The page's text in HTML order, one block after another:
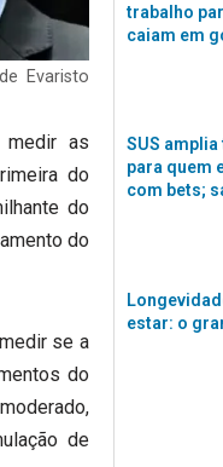
Evaristo
medir as
do
do
do
se a
do
de
trabalho
caiam em
SUS
para quem
com bets;
estar: o